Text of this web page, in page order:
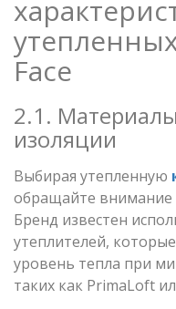
Face
2.1.
изоляции
Выбирая утепленную
обращайте внимание
Бренд известен
утеплителей,
уровень тепла при
таких как PrimaLoft